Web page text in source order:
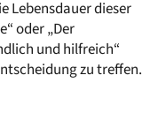
Lebensdauer dieser
oder „Der
und hilfreich“
zu treffen.